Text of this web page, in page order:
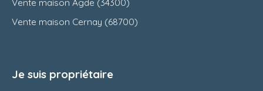
Vente maison Agde (34300)
Vente maison Cernay (68700)
Je suis propriétaire